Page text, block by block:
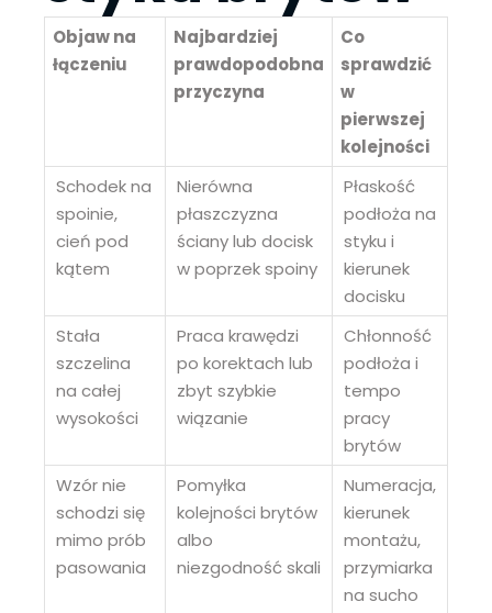
Objaw na
łączeniu
Najbardziej
prawdopodobna
przyczyna
Co
sprawdzić
w
pierwszej
kolejności
Schodek na
spoinie,
cień pod
kątem
Nierówna
płaszczyzna
ściany lub docisk
w poprzek spoiny
Płaskość
podłoża na
styku i
kierunek
docisku
Stała
szczelina
na całej
wysokości
Praca krawędzi
po korektach lub
zbyt szybkie
wiązanie
Chłonność
podłoża i
tempo
pracy
brytów
Wzór nie
schodzi się
mimo prób
pasowania
Pomyłka
kolejności brytów
albo
niezgodność skali
Numeracja,
kierunek
montażu,
przymiarka
na sucho